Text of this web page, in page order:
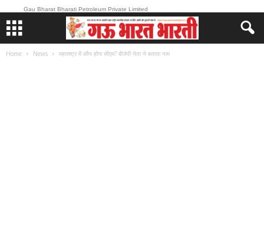
Gau Bharat Bharati Petroleum Private Limited
Home News महाराष्ट्र में कौन होगा सीएम? बीजेपी नेता ने बताया नाम